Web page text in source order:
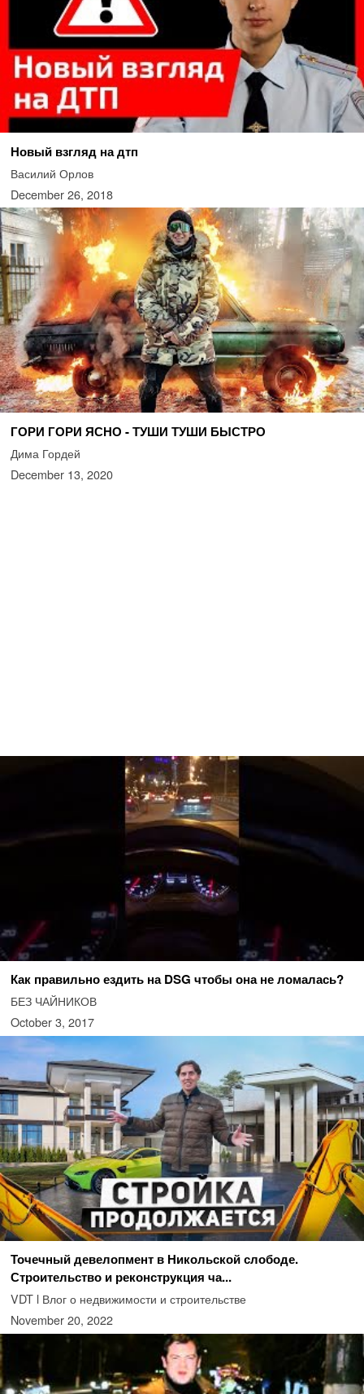
Новый взгляд на дтп
Василий Орлов
December 26, 2018
ГОРИ ГОРИ ЯСНО - ТУШИ ТУШИ БЫСТРО
Дима Гордей
December 13, 2020
Как правильно ездить на DSG чтобы она не ломалась?
БЕЗ ЧАЙНИКОВ
October 3, 2017
Точечный девелопмент в Никольской слободе.
Строительство и реконструкция ча...
VDT l Влог о недвижимости и строительстве
November 20, 2022